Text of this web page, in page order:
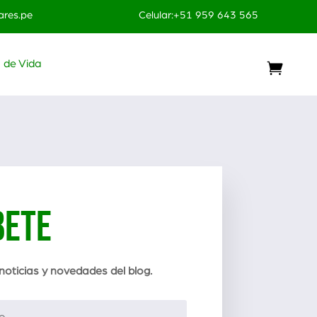
Celular:+51 959 643 565
de Vida
y novedades del blog.